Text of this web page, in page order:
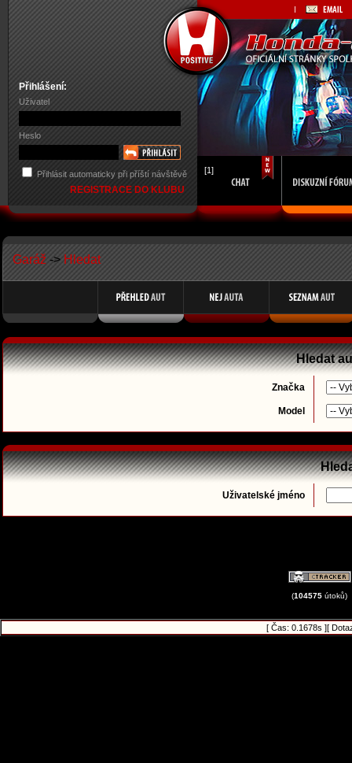
Přihlášení:
Uživatel
Heslo
Přihlásit automaticky při příští návštěvě
REGISTRACE DO KLUBU
[1]
Garáž -> Hledat
Hledat
Značka
Model
Uživatelské jméno
(104575 útoků)
[ Čas: 0.1678s ][